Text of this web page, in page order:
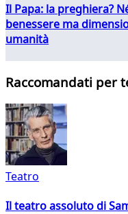
Il Papa: la preghiera?
benessere ma
umanità
Raccomandati per
Teatro
Il teatro assoluto di